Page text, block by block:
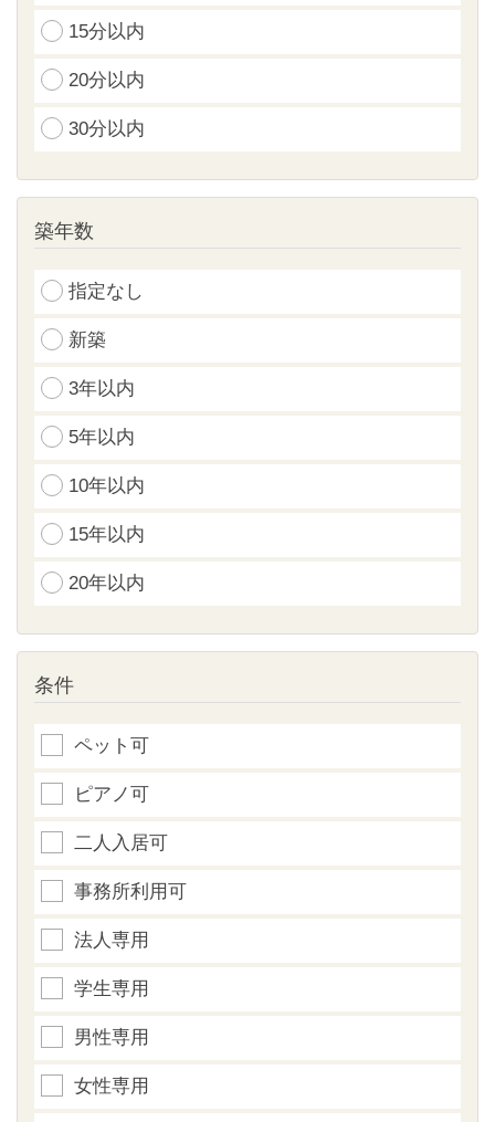
15分以内
20分以内
30分以内
築年数
指定なし
新築
3年以内
5年以内
10年以内
15年以内
20年以内
条件
ペット可
ピアノ可
二人入居可
事務所利用可
法人専用
学生専用
男性専用
女性専用